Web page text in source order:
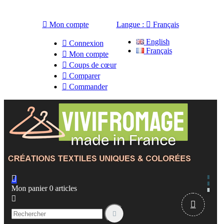
 Mon compte
 Connexion
 Mon compte
 Coups de cœur
 Comparer
 Commander
Langue :  Français
English
Français

Mon panier 0 articles


